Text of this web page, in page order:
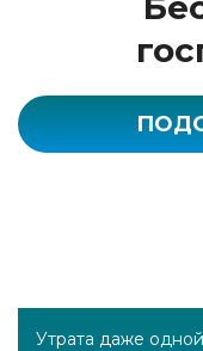
Утрата даже